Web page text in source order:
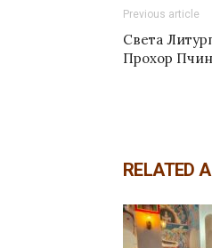
Previous article
Света
Прохор
RELATED